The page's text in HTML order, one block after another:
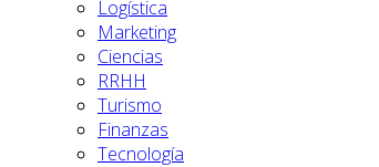
Logística
Marketing
Ciencias
RRHH
Turismo
Finanzas
Tecnología